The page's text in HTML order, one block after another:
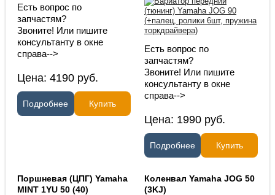
Есть вопрос по
запчастям?
Звоните! Или пишите
консультанту в окне
справа-->
Цена:4190 руб.
Подробнее Купить
Есть вопрос по
запчастям?
Звоните! Или пишите
консультанту в окне
справа-->
Цена: 1990 руб.
Подробнее Купить
Поршневая (ЦПГ) Yamaha
MINT 1YU 50 (40)
Коленвал Yamaha JOG 50
(3KJ)